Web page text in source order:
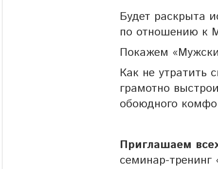
Будет раскрыта
по отношению к
Покажем
Как не утратить
грамотно
обоюдного
Приглашаем
семинар-